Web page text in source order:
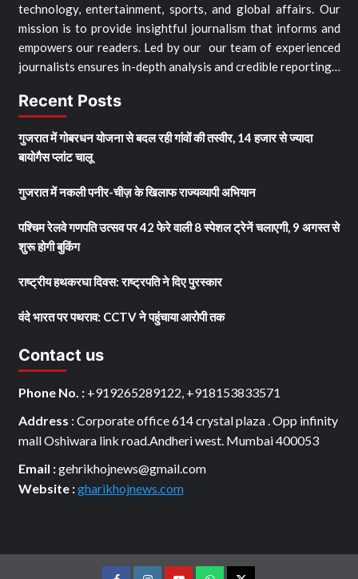
technology, entertainment, sports, and global affairs. Our
mission is to provide insightful journalism that informs and
empowers our readers. Led by our our team of experienced
journalists ensures in-depth analysis and credible reporting…
Recent Posts
गुजरात में गोबरधन योजना से बदल रही गांवों की तस्वीर, 14 हजार से ज्यादा
बायोगैस प्लांट चालू
गुजरात में नकली पनीर-चीज़ के खिलाफ राज्यव्यापी अभियान
पश्चिम रेलवे गणपति उत्सव पर 42 फेरे वाली 8 स्पेशल ट्रेनें चलाएगी, 9 अगस्त से
शुरू होगी बुकिंग
राष्ट्रीय हथकरघा दिवस: राष्ट्रपति ने दिए पुरस्कार
वंदे भारत पर पथराव: CCTV ने पहुंचाया आरोपी तक
Contact us
Phone No. : +919265289122, +918153833571
Address : Corporate office 614 crystal plaza . Opp infinity
mall Oshiwara link road.Andheri west. Mumbai 400053
Email :gehrikhojnews@gmail.com
Website :gharikhojnews.com